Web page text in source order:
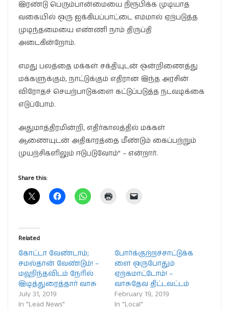
இரண்டு பெரும்பான்மையை நிரூபிக்க முடியாத
வகையில் ஒரு ஐக்கியப்பாட்டை எம்மால் ஏற்படுத்த
முடிந்தமையை எண்ணி நாம் திருப்தி
அடைகின்றோம்.
எமது பலத்தை மக்கள் சக்தியுடன் ஒன்றிணைத்து
மக்களுக்கும், நாட்டுக்கும் எதிரான இந்த அரசின்
விரோதச் செயற்பாடுகளை கட்டுப்படுத்த நடவடிக்கை
எடுப்போம்.
அதுமாத்திரமின்றி, எதிர்காலத்தில் மக்கள்
ஆணையுடன் அதிகாரத்தை மீண்டும் கைப்பற்றும்
முயற்சிகளிலும் ஈடுபடுவோம்” – என்றார்.
Share this:
Related
கோட்டா வேண்டாம்;
சமல்தான் வேண்டும்! –
மஹிந்தவிடம் நேரில்
இடித்துரைத்தார் வாசு
July 31, 2019
In "Lead News"
போர்க்குற்றச்சாட்டுக்க
ளை ஒருபோதும்
ஏற்கமாட்டோம்! –
வாசுதேவ திட்டவட்டம்
February 19, 2019
In "Local"